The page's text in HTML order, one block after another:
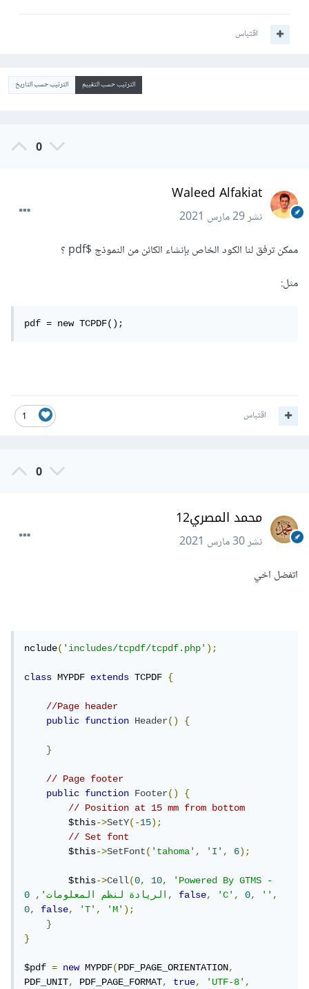
اقتباس
الترتيب حسب التقييم الترتيب حسب التاريخ
0
Waleed Alfakiat
نشر29 مارس 2021
ممكن ترفق لنا الكود الخاص بإنشاء الكائن من النموذج $pdf ؟
مثل:
pdf = new TCPDF();
1 اقتباس
0
محمد المصري12
نشر30 مارس 2021
اتفضل اخي
nclude('includes/tcpdf/tcpdf.php');
class MYPDF extends TCPDF {
//Page header
public
function Header() {
}
// Page footer
public
function Footer()
{
// Position at 15 mm from bottom
        $this
->SetY(-15);
// Set font
        $this
->SetFont('tahoma', 'I', 6);
        $this
->Cell(0, 10,
'Powered By GTMS -
الريادة لنظم المعلومات',
0 , false, 'C', 0, '',
0, false, 'T', 'M');
}
}
$pdf = new MYPDF(PDF_PAGE_ORIENTATION,
PDF_UNIT, PDF_PAGE_FORMAT, true, 'UTF-8',